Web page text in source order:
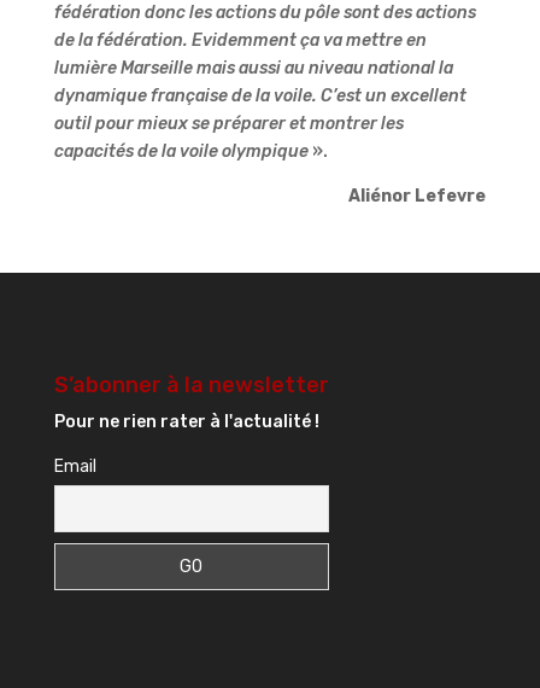
fédération donc les actions du pôle sont des actions
de la fédération. Evidemment ça va mettre en
lumière Marseille mais aussi au niveau national la
dynamique française de la voile. C’est un excellent
outil pour mieux se préparer et montrer les
capacités de la voile olympique».
Aliénor Lefevre
S’abonner à la newsletter
Pour ne rien rater à l'actualité !
Email